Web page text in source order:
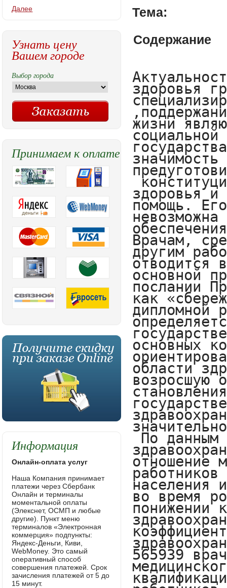
Тема:
Содержание
Актуальность темы. Охрана здоровья граждан, предоставление им специализированной  медицинской помощи ,поддержание их энергичной, долголетней жизни являются приоритетными назначениями социальной политики нашего государства. Исключительная общественная значимость жизни и здоровья человека предуготовила закрепление в  конституции, права граждан на охрану здоровья и квалифицированную медицинскую помощь. Его эффективная реализация невозможна без надлежащего кадрового обеспечения системы здравоохранения. Врачам, среднему медицинскому персоналу и другим работникам здравоохранения отводится важная роль в разрешении основной проблемы, определенной в послании Президента Российской Федерации как «сбережение народа»1.Актуальность темы дипломной работы определяетсянеобходимостью  государственного регулирования одного из основных компонентов социально ориентированной рыночной экономики – области здравоохранения. Учитывая, возросшую оживленность  изучения процесса становления и развития структур механизма государственного правления сферой здравоохранения определяет особую значительность дипломной работы.
 По данным Всемирной организации здравоохранения существует прямое отношение между отношением количества работников здравоохранения к численности населения и выживаемостью женщин и детей во время родов и  раннем возрасте (при понижении количества работников здравоохранения соразмерно понижается коэффициент выживаемости).В системе здравоохранения в 2014 году работало 565939 врачей и 1401660человек среднего медицинского персонала .2 От количества, квалификации профессиональной подготовки  работников медицины зависит качество оказываемой медицинской помощи.
Высокая ценность жизни и здоровья   граждан, обратившихся за медицинской помощью, обусловливает высокий уровень требований, предъявляемых законодателем к работникам здравоохранения. Это предопределяет необходимость разработать такой  механизм правового регулирования их труда, который бы был  адекватен сформировавшейся в здравоохранении ситуации, направлен на подъем  творческого потенциала каждого работника, повышение заинтересованности в усовершенствовании профессиональныхзнаний и умений, на улучшение качества медицинской помощи населению нашей страны.3
Правовой статус работников медицины тесно объединен с особенностями  их профессиональной деятельности. Медицинская  деятельность неотъемлемо связана с риском для здоровья и жизни работников. Поэтому данная категория  нуждается в особенной защите средствами трудового права и права социального обеспечения путем определения особых льгот и гарантий. Все это дало возможность выделить   медицинских и фармацевтических работников - в отдельную категорию.
Труд и социальное обеспечение работников в области здравоохранения, осуществляющих медицинскую и фармацевтическую деятельность, на сегодняшний день регулируется значительным массивом нормативных правовых актов, которые отражают отдельные особенности правого регулирования, часто не согласующихся друг с другом. Однако без создания значительного числа безупречно работающих учреждений здравоохранения, в которых эффективно и заинтересованно трудятся работники, осуществляющие медицинскую и фармацевтическую деятельность, обеспечить реализацию конституционного права граждан на охрану здоровья и медицинскую помощь (статья 41 Конституции РФ) невозможно.4
Для решения этой задачи необходимо переосмысление содержания правового регулирования трудовых отношений указанной категории работников с тем, чтобы гарантировать их заинтересованность в труде по избранной специальности, предоставить надлежащее социальное обеспечение с учетом важности и ответственности выполняемой ими социальной функции.
В большой степени это касается государственных и муниципальных учреждений здравоохранения, которые в силу предписаний статьи 41 Конституции РФ оказывают медицинскую помощь гражданам бесплатно в рамках обязательного медицинского страхования.
Вышеизложенное определяет актуальность комплексного исследования правового регулирования труда и социального обеспечения работников здравоохранения, осуществляющих медицинскую и фармацевтическую деятельность.
В данной работе я
Далее
Узнать цену
Вашем городе
Выбор города
Принимаем к оплате
Информация
Онлайн-оплата услуг
Наша Компания принимает
платежи через Сбербанк
Онлайн и терминалы
моментальной оплаты
(Элекснет, ОСМП и любые
другие). Пункт меню
терминалов «Электронная
коммерция» подпункты:
Яндекс-Деньги, Киви,
WebMoney. Это самый
оперативный способ
совершения платежей. Срок
зачисления платежей от 5 до
15 минут.